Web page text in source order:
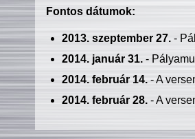
Fontos dátumok:
2013. szeptember 27.-
2014. január 31.-
2014. február 14.- A
2014. február 28.- A